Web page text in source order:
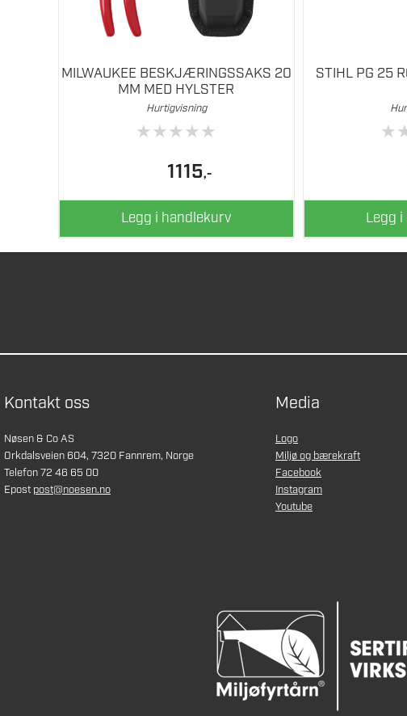
MILWAUKEE BESKJÆRINGSSAKS 20
MM MED HYLSTER
Hurtigvisning
★★★★★
1115,-
Legg i handlekurv
STIHL PG 25
★
Legg
Kontakt oss
Nøsen & Co AS
Orkdalsveien 604, 7320 Fannrem, Norge
Telefon 72 46 65 00
Epost post@noesen.no
Media
Logo
Miljø og bærekraft
Facebook
Instagram
Youtube